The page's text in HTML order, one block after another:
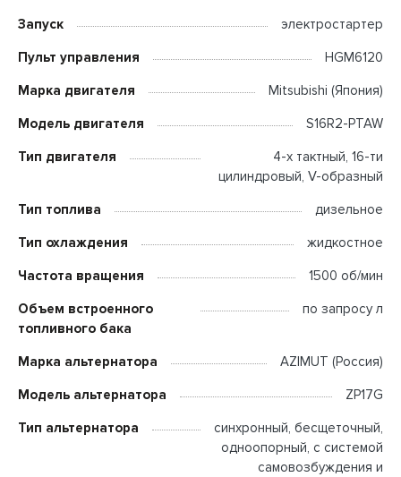
Запуск электростартер
Пульт управления HGM6120
Марка двигателя Mitsubishi (Япония)
Модель двигателя S16R2-PTAW
Тип двигателя
4-х тактный, 16-ти
цилиндровый, V-образный
Тип топлива дизельное
Тип охлаждения жидкостное
Частота вращения 1500 об/мин
Объем встроенного
топливного бака
по запросу л
Марка альтернатора AZIMUT (Россия)
Модель альтернатора ZP17G
Тип альтернатора
синхронный, бесщеточный,
одноопорный, с системой
самовозбуждения и